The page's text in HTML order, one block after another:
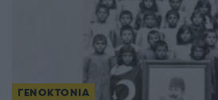
ΓΕΝΟΚΤΟΝΙΑ